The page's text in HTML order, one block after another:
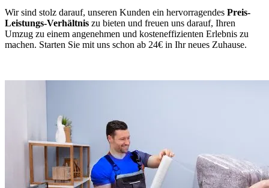
Wir sind stolz darauf, unseren Kunden ein hervorragendes Preis-
Leistungs-Verhältnis zu bieten und freuen uns darauf, Ihren
Umzug zu einem angenehmen und kosteneffizienten Erlebnis zu
machen. Starten Sie mit uns schon ab 24€ in Ihr neues Zuhause.